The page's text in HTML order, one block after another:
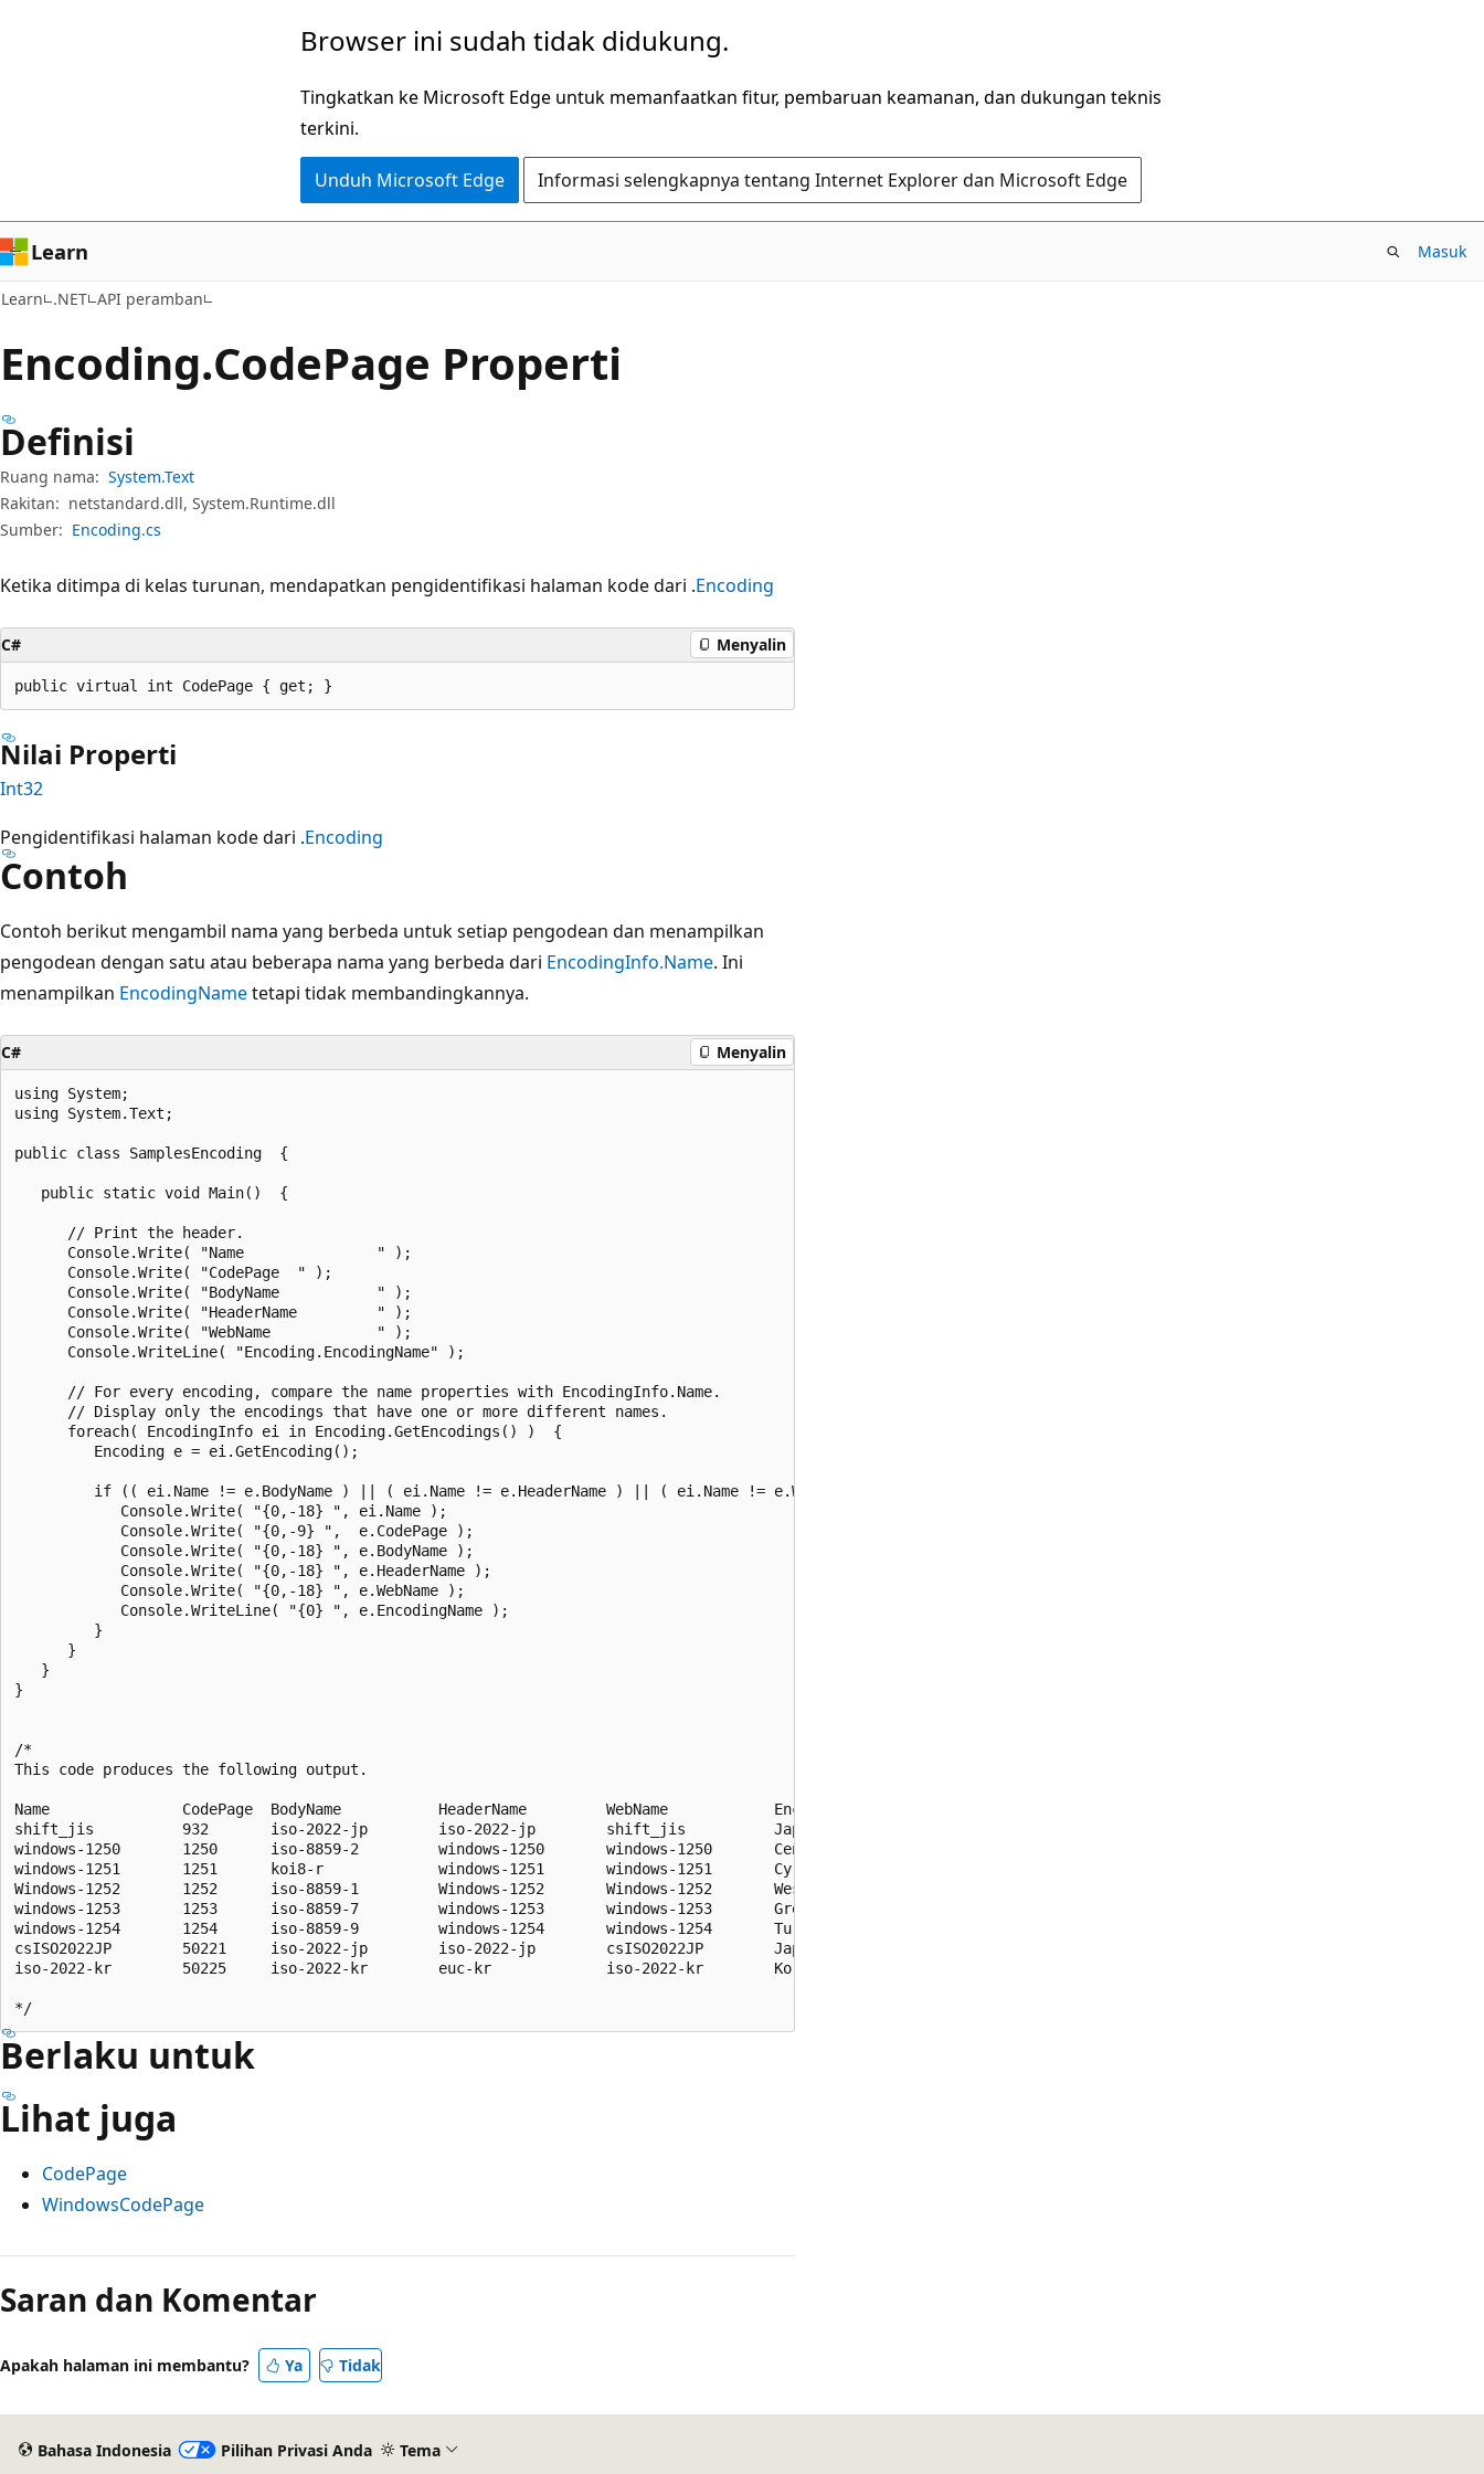
Browser ini sudah tidak didukung.
Tingkatkan ke Microsoft Edge untuk memanfaatkan fitur, pembaruan keamanan, dan dukungan teknis
terkini.
Unduh Microsoft Edge Informasi selengkapnya tentang Internet Explorer dan Microsoft Edge
Learn Masuk
Learn .NET API peramban
Encoding.CodePage Properti
Definisi
Ruang nama: System.Text
Rakitan: netstandard.dll, System.Runtime.dll
Sumber: Encoding.cs
Ketika ditimpa di kelas turunan, mendapatkan pengidentifikasi halaman kode dari .Encoding
C# Menyalin
public virtual int CodePage { get; }
Nilai Properti
Int32
Pengidentifikasi halaman kode dari .Encoding
Contoh
Contoh berikut mengambil nama yang berbeda untuk setiap pengodean dan menampilkan
pengodean dengan satu atau beberapa nama yang berbeda dari EncodingInfo.Name. Ini
menampilkan EncodingNametetapi tidak membandingkannya.
C# Menyalin
using System;
using System.Text;
public class SamplesEncoding  {
   public static void Main()  {
      // Print the header.
      Console.Write( "Name               " );
      Console.Write( "CodePage  " );
      Console.Write( "BodyName           " );
      Console.Write( "HeaderName         " );
      Console.Write( "WebName            " );
      Console.WriteLine( "Encoding.EncodingName" );
      // For every encoding, compare the name properties with EncodingInfo.Name.
      // Display only the encodings that have one or more different names.
      foreach( EncodingInfo ei in Encoding.GetEncodings() )  {
         Encoding e = ei.GetEncoding();
         if (( ei.Name != e.BodyName ) || ( ei.Name != e.HeaderName ) || ( ei.Name != e.WebName ))  {
            Console.Write( "{0,-18} ", ei.Name );
            Console.Write( "{0,-9} ",  e.CodePage );
            Console.Write( "{0,-18} ", e.BodyName );
            Console.Write( "{0,-18} ", e.HeaderName );
            Console.Write( "{0,-18} ", e.WebName );
            Console.WriteLine( "{0} ", e.EncodingName );
         }
      }
   }
}
/*
This code produces the following output.
Name               CodePage  BodyName           HeaderName         WebName            Encoding.EncodingName
shift_jis          932       iso-2022-jp        iso-2022-jp        shift_jis          Japanese (Shift-JIS)
windows-1250       1250      iso-8859-2         windows-1250       windows-1250       Central European (Windows)
windows-1251       1251      koi8-r             windows-1251       windows-1251       Cyrillic (Windows)
Windows-1252       1252      iso-8859-1         Windows-1252       Windows-1252       Western European (Windows)
windows-1253       1253      iso-8859-7         windows-1253       windows-1253       Greek (Windows)
windows-1254       1254      iso-8859-9         windows-1254       windows-1254       Turkish (Windows)
csISO2022JP        50221     iso-2022-jp        iso-2022-jp        csISO2022JP        Japanese (JIS-Allow 1 byte Kana)
iso-2022-kr        50225     iso-2022-kr        euc-kr             iso-2022-kr        Korean (ISO)
Berlaku untuk
Lihat juga
CodePage
WindowsCodePage
Mode
baca
dinonaktifkan
Saran dan Komentar
Apakah halaman ini membantu? Ya Tidak
Bahasa Indonesia Pilihan Privasi Anda Tema